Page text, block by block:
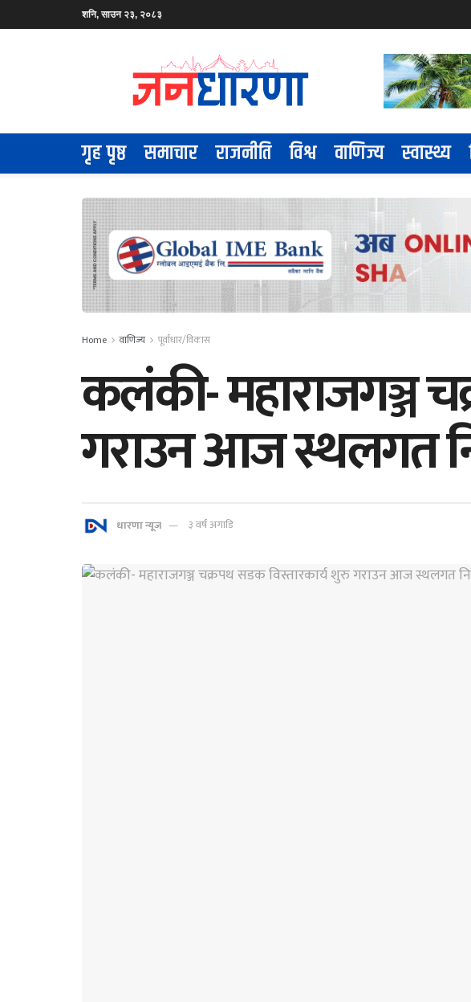
शनि, साउन २३, २०८३
गृह पृष्ठ समाचार राजनीति विश्व वाणिज्य स्वास्थ्य
Home वाणिज्य पूर्वाधार/विकास
कलंकी- महाराजगञ्ज
गराउन आज स्थलगत
धारणा न्यूज ३ वर्ष अगाडि